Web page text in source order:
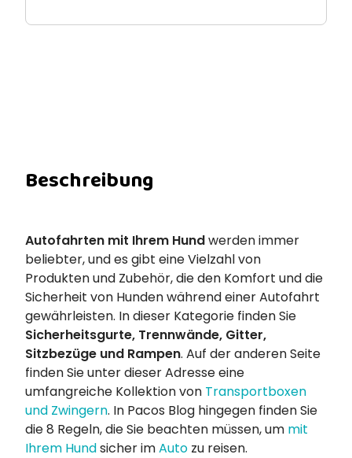
Beschreibung
Autofahrten mit Ihrem Hundwerden immer
beliebter, und es gibt eine Vielzahl von
Produkten und Zubehör, die den Komfort und die
Sicherheit von Hunden während einer Autofahrt
gewährleisten. In dieser Kategorie finden Sie
Sicherheitsgurte, Trennwände, Gitter,
Sitzbezüge und Rampen. Auf der anderen Seite
finden Sie unter dieser Adresse eine
umfangreiche Kollektion von Transportboxen
und Zwingern. In Pacos Blog hingegen finden Sie
die 8 Regeln, die Sie beachten müssen, um mit
Ihrem Hundsicher imAuto zu reisen.